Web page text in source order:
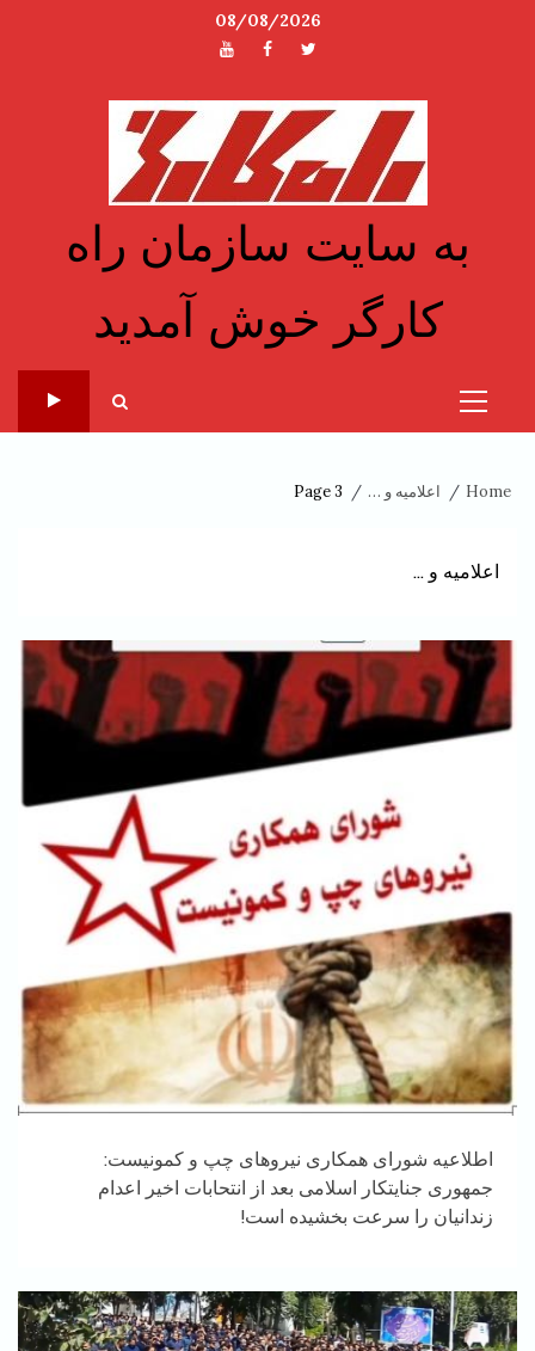
08/08/2026
توئیترفیسبوکیوتیوب
به سایت سازمان راه
کارگر خوش آمدید
Primary
Home اعلامیه و … Page 3
اعلامیه و …
اطلاعیه شورای همکاری نیروهای چپ و کمونیست:
جمهوری جنایتکار اسلامی بعد از انتحابات اخیر اعدام
زندانیان را سرعت بخشیده است!